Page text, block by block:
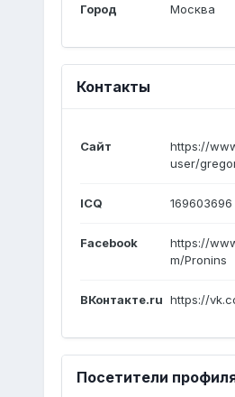
Город Москва
Контакты
Сайт
https://
user/
ICQ 169603696
Facebook
https://
m/Pronins
ВКонтакте.ru https://
Посетители